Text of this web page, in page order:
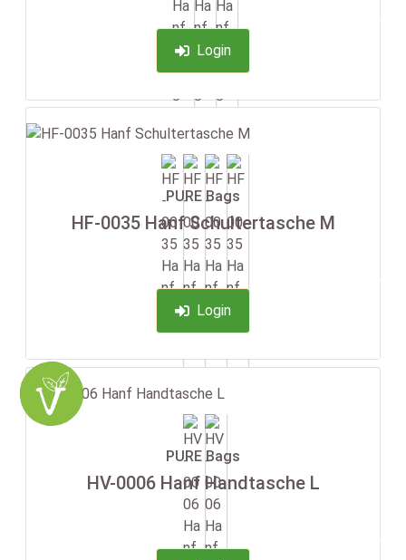
Login
-35%
PURE Bags
HF-0035 Hanf Schultertasche M
Login
-35%
PURE Bags
HV-0006 Hanf Handtasche L
-35%